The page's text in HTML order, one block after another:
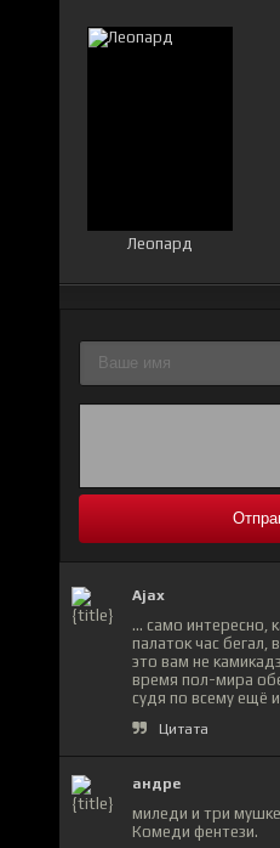
Леопард
Ajax
... само интересно,
палаток час бегал,
это вам не
время пол-мира
судя по всему ещё
Цитата
андре
миледи и три
Комеди фентези.